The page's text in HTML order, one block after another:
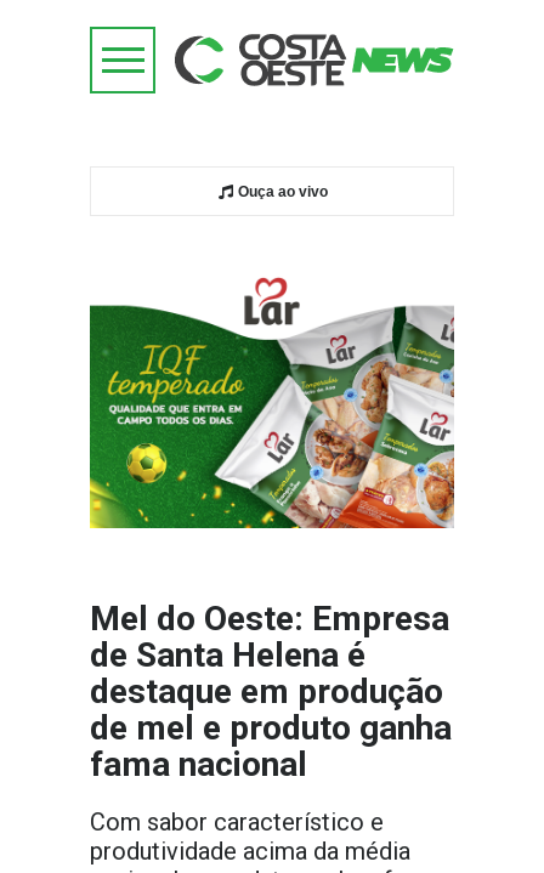
Ouça ao vivo
Mel do Oeste: Empresa
de Santa Helena é
destaque em produção
de mel e produto ganha
fama nacional
Com sabor característico e
produtividade acima da média